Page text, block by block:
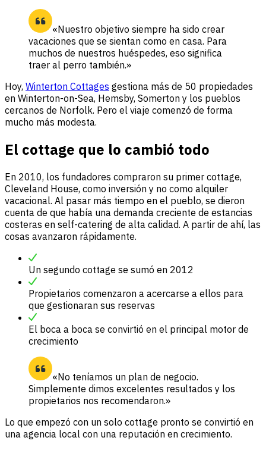
«Nuestro objetivo siempre ha sido crear
vacaciones que se sientan como en casa. Para
muchos de nuestros huéspedes, eso significa
traer al perro también.»
Hoy, Winterton Cottages gestiona más de 50 propiedades
en Winterton-on-Sea, Hemsby, Somerton y los pueblos
cercanos de Norfolk. Pero el viaje comenzó de forma
mucho más modesta.
El cottage que lo cambió todo
En 2010, los fundadores compraron su primer cottage,
Cleveland House, como inversión y no como alquiler
vacacional. Al pasar más tiempo en el pueblo, se dieron
cuenta de que había una demanda creciente de estancias
costeras en self-catering de alta calidad. A partir de ahí, las
cosas avanzaron rápidamente.
Un segundo cottage se sumó en 2012
Propietarios comenzaron a acercarse a ellos para
que gestionaran sus reservas
El boca a boca se convirtió en el principal motor de
crecimiento
«No teníamos un plan de negocio.
Simplemente dimos excelentes resultados y los
propietarios nos recomendaron.»
Lo que empezó con un solo cottage pronto se convirtió en
una agencia local con una reputación en crecimiento.